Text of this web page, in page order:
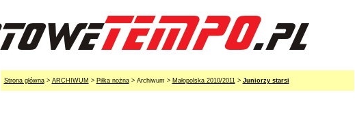
Strona główna> ARCHIWUM > Piłka nożna> Archiwum > Małopolska 2010/2011> Juniorzy starsi